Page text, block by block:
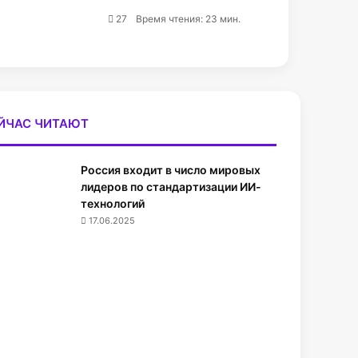
27 Время чтения: 23 мин.
ЧИТАЮТ
Россия входит в число мировых
лидеров по стандартизации ИИ-
технологий
17.06.2025